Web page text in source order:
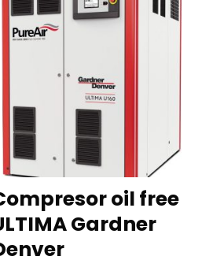
READ MORE
oil free
Gardner